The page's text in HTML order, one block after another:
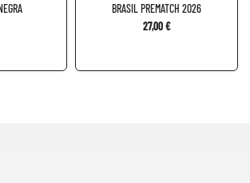
BRASIL PREMATCH 2026
27,00 €